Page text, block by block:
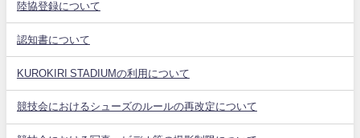
陸協登録について
認知書について
KUROKIRI STADIUMの利用について
競技会におけるシューズのルールの再改定について